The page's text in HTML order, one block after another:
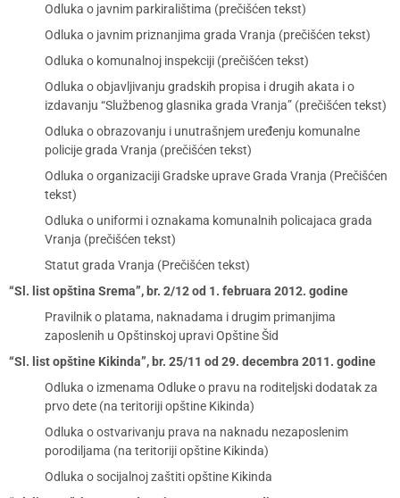
Odluka o javnim parkiralištima (prečišćen tekst)
Odluka o javnim priznanjima grada Vranja (prečišćen tekst)
Odluka o komunalnoj inspekciji (prečišćen tekst)
Odluka o objavljivanju gradskih propisa i drugih akata i o
izdavanju “Službenog glasnika grada Vranja” (prečišćen tekst)
Odluka o obrazovanju i unutrašnjem uređenju komunalne
policije grada Vranja (prečišćen tekst)
Odluka o organizaciji Gradske uprave Grada Vranja (Prečišćen
tekst)
Odluka o uniformi i oznakama komunalnih policajaca grada
Vranja (prečišćen tekst)
Statut grada Vranja (Prečišćen tekst)
“Sl. list opština Srema”, br. 2/12 od 1. februara 2012. godine
Prаvilnik o platama, naknadama i drugim primanjima
zaposlenih u Opštinskoj upravi Opštine Šid
“Sl. list opštine Kikinda”, br. 25/11 od 29. decembra 2011. godine
Odluka o izmenama Odluke o pravu na roditeljski dodatak za
prvo dete (na teritoriji opštine Kikinda)
Odluka o ostvarivanju prava na naknadu nezaposlenim
porodiljama (na teritoriji opštine Kikinda)
Odluka o socijalnoj zaštiti opštine Kikinda